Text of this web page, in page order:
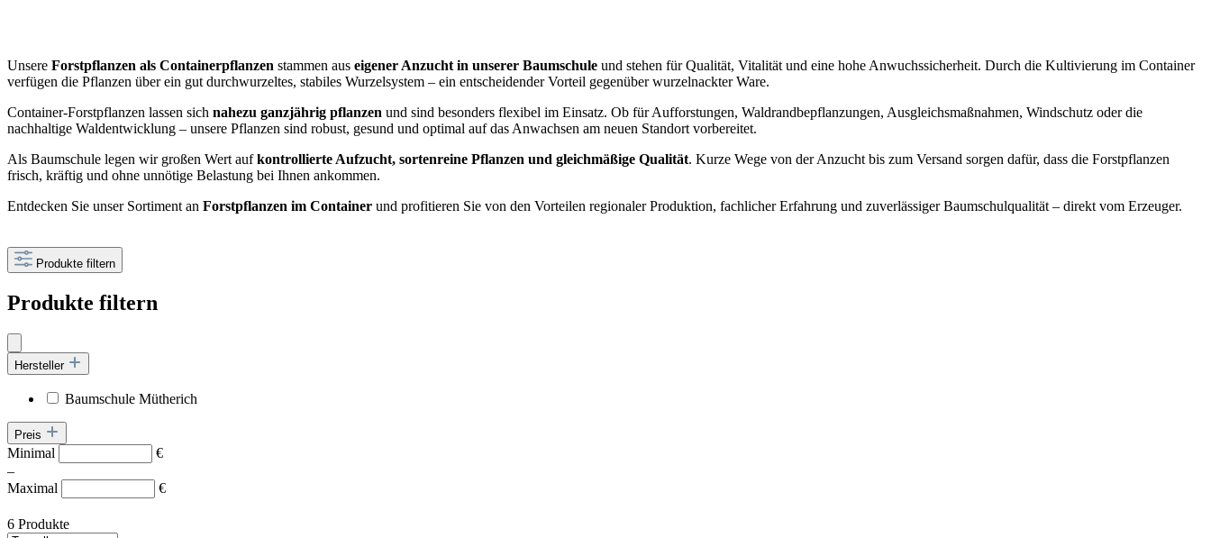
Unsere Forstpflanzen als Containerpflanzen stammen aus eigener Anzucht in unserer Baumschule und stehen für Qualität, Vitalität und eine hohe Anwuchssicherheit. Durch die Kultivierung im Container
verfügen die Pflanzen über ein gut durchwurzeltes, stabiles Wurzelsystem – ein entscheidender Vorteil gegenüber wurzelnackter Ware.
Container-Forstpflanzen lassen sich nahezu ganzjährig pflanzen und sind besonders flexibel im Einsatz. Ob für Aufforstungen, Waldrandbepflanzungen, Ausgleichsmaßnahmen, Windschutz oder die
nachhaltige Waldentwicklung – unsere Pflanzen sind robust, gesund und optimal auf das Anwachsen am neuen Standort vorbereitet.
Als Baumschule legen wir großen Wert aufkontrollierte Aufzucht, sortenreine Pflanzen und gleichmäßige Qualität. Kurze Wege von der Anzucht bis zum Versand sorgen dafür, dass die Forstpflanzen
frisch, kräftig und ohne unnötige Belastung bei Ihnen ankommen.
Entdecken Sie unser Sortiment an Forstpflanzen im Container und profitieren Sie von den Vorteilen regionaler Produktion, fachlicher Erfahrung und zuverlässiger Baumschulqualität – direkt vom Erzeuger.
Produkte filtern
Produkte filtern
Hersteller
Baumschule Mütherich
Preis
Minimal
€
–
Maximal
€
6 Produkte